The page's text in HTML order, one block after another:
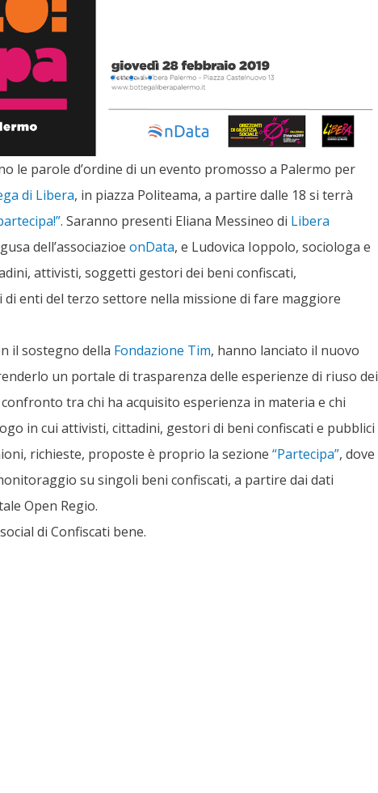
le parole d’ordine di un evento promosso a Palermo per
di Libera, in piazza Politeama, a partire dalle 18 si terrà
. Saranno presenti Eliana Messineo di Libera
dell’associazioe onData, e Ludovica Ioppolo, sociologa e
attivisti, soggetti gestori dei beni confiscati,
enti del terzo settore nella missione di fare maggiore
il sostegno della Fondazione Tim, hanno lanciato il nuovo
un portale di trasparenza delle esperienze di riuso dei
tra chi ha acquisito esperienza in materia e chi
in cui attivisti, cittadini, gestori di beni confiscati e pubblici
richieste, proposte è proprio la sezione “Partecipa”, dove
su singoli beni confiscati, a partire dai dati
Open Regio.
di Confiscati bene.